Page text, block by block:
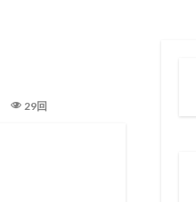
29回